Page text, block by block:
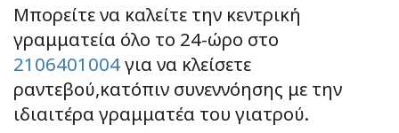
Μπορείτε να καλείτε την κεντρική
γραμματεία όλο το 24-ώρο στο
2106401004για να κλείσετε
ραντεβού,κατόπιν συνεννόησης με την
ιδιαιτέρα γραμματέα του γιατρού.